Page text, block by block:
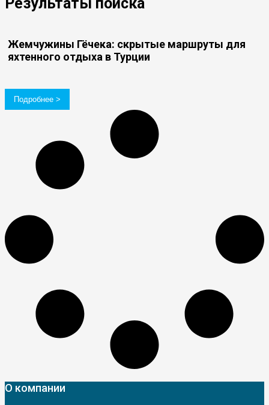
Жемчужины Гёчека: скрытые маршруты для
яхтенного отдыха в Турции
Подробнее >
О компании